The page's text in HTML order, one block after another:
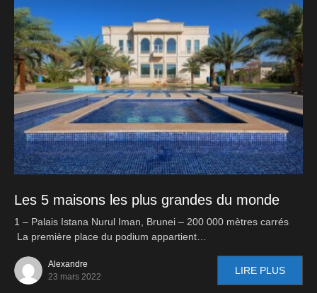
Les 5 maisons les plus grandes du monde
1 – Palais Istana Nurul Iman, Brunei – 200 000 mètres carrés
La première place du podium appartient…
Alexandre
23 mars 2022
LIRE PLUS